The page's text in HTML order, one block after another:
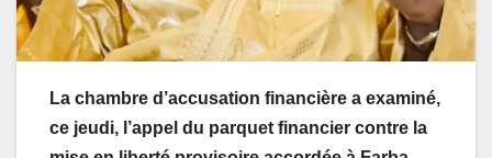
La chambre d’accusation financière a examiné,
ce jeudi, l’appel du parquet financier contre la